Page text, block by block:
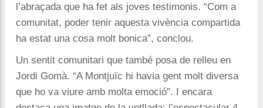
l’abraçada que ha fet als joves testimonis. “Com a
comunitat, poder tenir aquesta vivència compartida
ha estat una cosa molt bonica”, conclou.
Un sentit comunitari que també posa de relleu en
Jordi Gomà. “A Montjuïc hi havia gent molt diversa
que ho va viure amb molta emoció”. I encara